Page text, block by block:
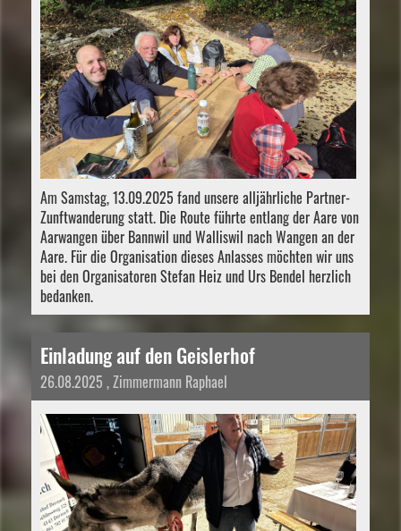
Am Samstag, 13.09.2025 fand unsere alljährliche Partner-
Zunftwanderung statt. Die Route führte entlang der Aare von
Aarwangen über Bannwil und Walliswil nach Wangen an der
Aare. Für die Organisation dieses Anlasses möchten wir uns
bei den Organisatoren Stefan Heiz und Urs Bendel herzlich
bedanken.
Einladung auf den Geislerhof
26.08.2025 , Zimmermann Raphael